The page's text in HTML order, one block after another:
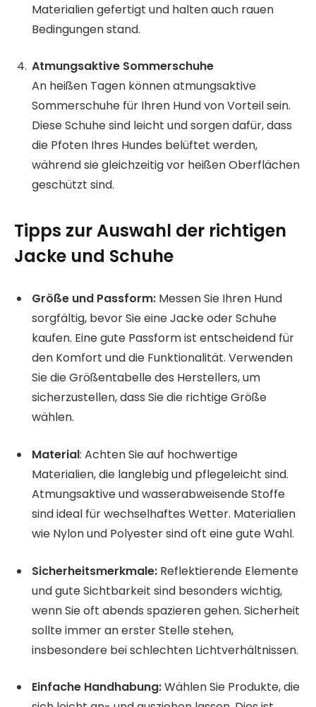
Materialien gefertigt und halten auch rauen
Bedingungen stand.
Atmungsaktive Sommerschuhe
An heißen Tagen können atmungsaktive
Sommerschuhe für Ihren Hund von Vorteil sein.
Diese Schuhe sind leicht und sorgen dafür, dass
die Pfoten Ihres Hundes belüftet werden,
während sie gleichzeitig vor heißen Oberflächen
geschützt sind.
Tipps zur Auswahl der richtigen
Jacke und Schuhe
Größe und Passform: Messen Sie Ihren Hund
sorgfältig, bevor Sie eine Jacke oder Schuhe
kaufen. Eine gute Passform ist entscheidend für
den Komfort und die Funktionalität. Verwenden
Sie die Größentabelle des Herstellers, um
sicherzustellen, dass Sie die richtige Größe
wählen.
Material: Achten Sie auf hochwertige
Materialien, die langlebig und pflegeleicht sind.
Atmungsaktive und wasserabweisende Stoffe
sind ideal für wechselhaftes Wetter. Materialien
wie Nylon und Polyester sind oft eine gute Wahl.
Sicherheitsmerkmale: Reflektierende Elemente
und gute Sichtbarkeit sind besonders wichtig,
wenn Sie oft abends spazieren gehen. Sicherheit
sollte immer an erster Stelle stehen,
insbesondere bei schlechten Lichtverhältnissen.
Einfache Handhabung:Wählen Sie Produkte, die